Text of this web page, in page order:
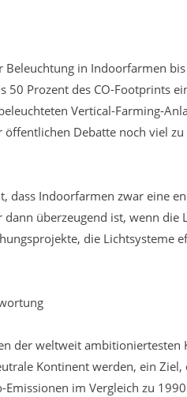
Beleuchtung in Indoorfarmen
50 Prozent des CO-Footprints
Vertical-Farming-
Debatte noch viel zu
dass Indoorfarmen zwar eine
überzeugend ist, wenn die
die Lichtsysteme
der weltweit ambitioniertesten
Kontinent werden, ein Ziel,
im Vergleich zu